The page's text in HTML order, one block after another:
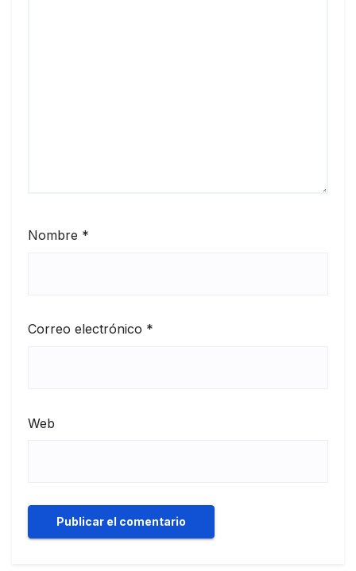
Nombre *
Correo electrónico *
Web